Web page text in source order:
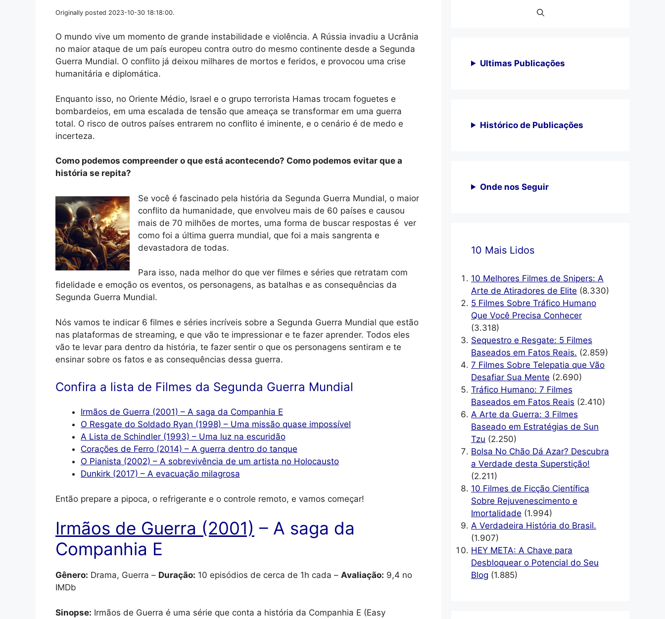
Originally posted 2023-10-30 18:18:00.
O mundo vive um momento de grande instabilidade e violência. A Rússia invadiu a Ucrânia
no maior ataque de um país europeu contra outro do mesmo continente desde a Segunda
Guerra Mundial. O conflito já deixou milhares de mortos e feridos, e provocou uma crise
humanitária e diplomática.
Enquanto isso, no Oriente Médio, Israel e o grupo terrorista Hamas trocam foguetes e
bombardeios, em uma escalada de tensão que ameaça se transformar em uma guerra
total. O risco de outros países entrarem no conflito é iminente, e o cenário é de medo e
incerteza.
Como podemos compreender o que está acontecendo? Como podemos evitar que a
história se repita?
Se você é fascinado pela história da Segunda Guerra Mundial, o maior
conflito da humanidade, que envolveu mais de 60 países e causou
mais de 70 milhões de mortes, uma forma de buscar respostas é ver
como foi a última guerra mundial, que foi a mais sangrenta e
devastadora de todas.
Para isso, nada melhor do que ver filmes e séries que retratam com
fidelidade e emoção os eventos, os personagens, as batalhas e as consequências da
Segunda Guerra Mundial.
Nós vamos te indicar 6 filmes e séries incríveis sobre a Segunda Guerra Mundial que estão
nas plataformas de streaming, e que vão te impressionar e te fazer aprender. Todos eles
vão te levar para dentro da história, te fazer sentir o que os personagens sentiram e te
ensinar sobre os fatos e as consequências dessa guerra.
Confira a lista de Filmes da Segunda Guerra Mundial
Irmãos de Guerra (2001) – A saga da Companhia E
O Resgate do Soldado Ryan (1998) – Uma missão quase impossível
A Lista de Schindler (1993) – Uma luz na escuridão
Corações de Ferro (2014) – A guerra dentro do tanque
O Pianista (2002) – A sobrevivência de um artista no Holocausto
Dunkirk (2017) – A evacuação milagrosa
Então prepare a pipoca, o refrigerante e o controle remoto, e vamos começar!
Irmãos de Guerra (2001) – A saga da
Companhia E
Gênero: Drama, Guerra – Duração: 10 episódios de cerca de 1h cada – Avaliação: 9,4 no
IMDb
Sinopse: Irmãos de Guerra é uma série que conta a história da Companhia E (Easy
Ultimas Publicações
Histórico de Publicações
Onde nos Seguir
10 Mais Lidos
10 Melhores Filmes de Snipers: A
Arte de Atiradores de Elite (8.330)
5 Filmes Sobre Tráfico Humano
Que Você Precisa Conhecer
(3.318)
Sequestro e Resgate: 5 Filmes
Baseados em Fatos Reais. (2.859)
7 Filmes Sobre Telepatia que Vão
Desafiar Sua Mente (2.690)
Tráfico Humano: 7 Filmes
Baseados em Fatos Reais (2.410)
A Arte da Guerra: 3 Filmes
Baseado em Estratégias de Sun
Tzu (2.250)
Bolsa No Chão Dá Azar? Descubra
a Verdade desta Superstição!
(2.211)
10 Filmes de Ficção Científica
Sobre Rejuvenescimento e
Imortalidade (1.994)
A Verdadeira História do Brasil.
(1.907)
HEY META: A Chave para
Desbloquear o Potencial do Seu
Blog (1.885)